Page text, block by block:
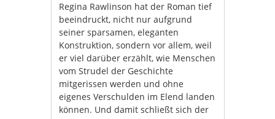
Regina Rawlinson hat der Roman tief
beeindruckt, nicht nur aufgrund
seiner sparsamen, eleganten
Konstruktion, sondern vor allem, weil
er viel darüber erzählt, wie Menschen
vom Strudel der Geschichte
mitgerissen werden und ohne
eigenes Verschulden im Elend landen
können. Und damit schließt sich der